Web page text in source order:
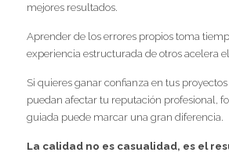
mejores resultados.
Aprender de los errores propios toma
experiencia estructurada de otros acelera
Si quieres ganar confianza en tus
puedan afectar tu reputación profesional,
guiada puede marcar una gran diferencia.
La calidad no es casualidad, es el